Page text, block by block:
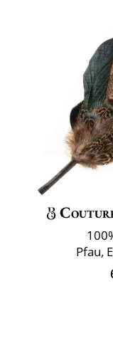
Pfau,